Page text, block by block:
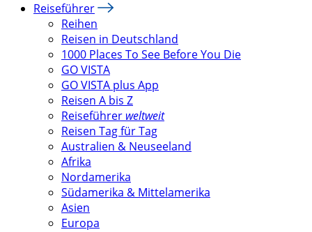
Reiseführer
Reihen
Reisen in Deutschland
1000 Places To See Before You Die
GO VISTA
GO VISTA plus App
Reisen A bis Z
Reiseführer weltweit
Reisen Tag für Tag
Australien & Neuseeland
Afrika
Nordamerika
Südamerika & Mittelamerika
Asien
Europa